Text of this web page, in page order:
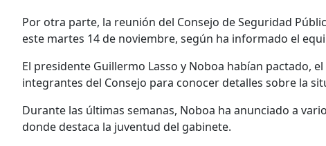
Por otra parte, la reunión del Consejo de Seguridad
este martes 14 de noviembre, según ha informado el
El presidente Guillermo Lasso y Noboa habían pactado,
integrantes del Consejo para conocer detalles sobre la
Durante las últimas semanas, Noboa ha anunciado a
donde destaca la juventud del gabinete.